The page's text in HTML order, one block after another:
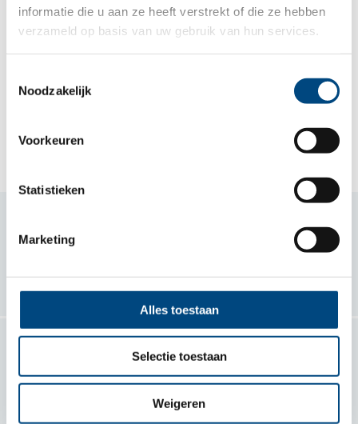
informatie die u aan ze heeft verstrekt of die ze hebben
verzameld op basis van uw gebruik van hun services.
Noodzakelijk
Voorkeuren
Statistieken
Marketing
Alles toestaan
Selectie toestaan
Weigeren
Volg ons